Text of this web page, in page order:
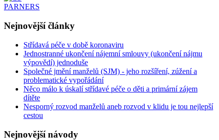
Nejnovějšíčlánky
Střídavá péče v době koronaviru
Jednostranné ukončení nájemní smlouvy (ukončení nájmu
výpovědí) jednoduše
Společné jmění manželů (SJM) - jeho rozšíření, zúžení a
problematické vypořádání
Něco málo k úskalí střídavé péče o děti a primární zájem
dítěte
Nesporný rozvod manželů aneb rozvod v klidu je tou nejlepší
cestou
Nejnovějšínávody